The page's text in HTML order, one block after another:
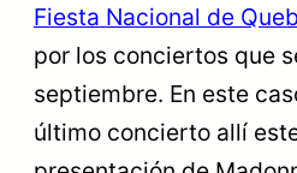
Fiesta Nacional de
por los conciertos que
septiembre. En este
último concierto allí